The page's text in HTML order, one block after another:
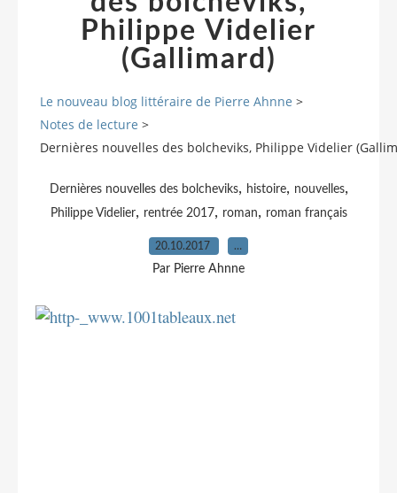
Philippe Videlier
(Gallimard)
Le nouveau blog littéraire de Pierre Ahnne >
Notes de lecture >
Dernières nouvelles des bolcheviks, Philippe Videlier
Dernières nouvelles des bolcheviks, histoire, nouvelles,
Philippe Videlier, rentrée 2017, roman, roman français
20.10.2017 …
Par Pierre Ahnne